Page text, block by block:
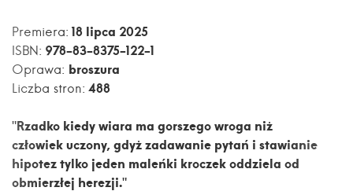
Premiera: 18 lipca 2025
ISBN: 978-83-8375-122-1
Oprawa: broszura
Liczba stron: 488
"Rzadko kiedy wiara ma gorszego wroga niż
człowiek uczony, gdyż zadawanie pytań i stawianie
hipotez tylko jeden maleńki kroczek oddziela od
obmierzłej herezji."